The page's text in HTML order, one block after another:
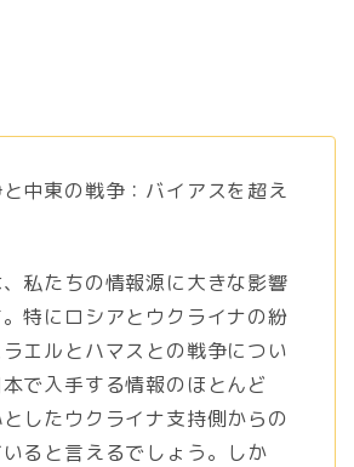
中東の戦争：バイアスを超え
私たちの情報源に大きな影響
特にロシアとウクライナの紛
エルとハマスとの戦争につい
で入手する情報のほとんど
したウクライナ支持側からの
ると言えるでしょう。しか